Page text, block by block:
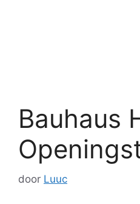
Bauhaus
door Luuc